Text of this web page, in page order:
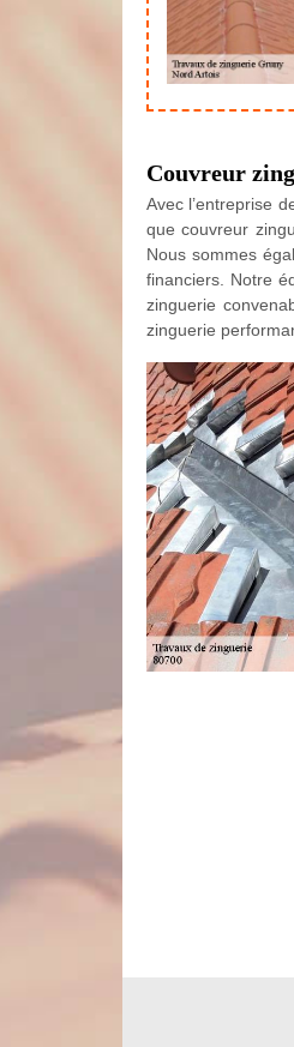
Couvreur
Avec l’entreprise
que couvreur
Nous sommes
financiers. Notre
zinguerie
zinguerie
assurent
Une
Seuls les
d’une équipe de